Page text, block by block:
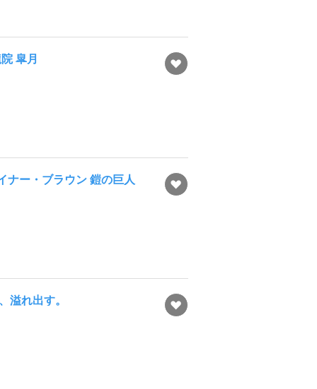
皐月
ナー・ブラウン 鎧の巨人
れ出す。